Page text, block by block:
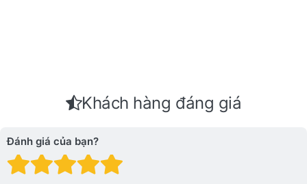
Khách hàng đáng giá
Đánh giá của bạn?
Đánh giá: 4 trên 5
Đánh giá: 3 trên 5 sao.
Đánh giá: 2 trên 5 sao.
Đánh giá: 1 trên 5 sao. Xấu